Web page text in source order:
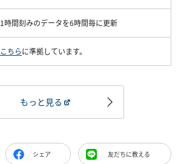
1時間刻みのデータを6時間毎に更新
こちらに準拠しています。
もっと見る
シェア 友だちに教える